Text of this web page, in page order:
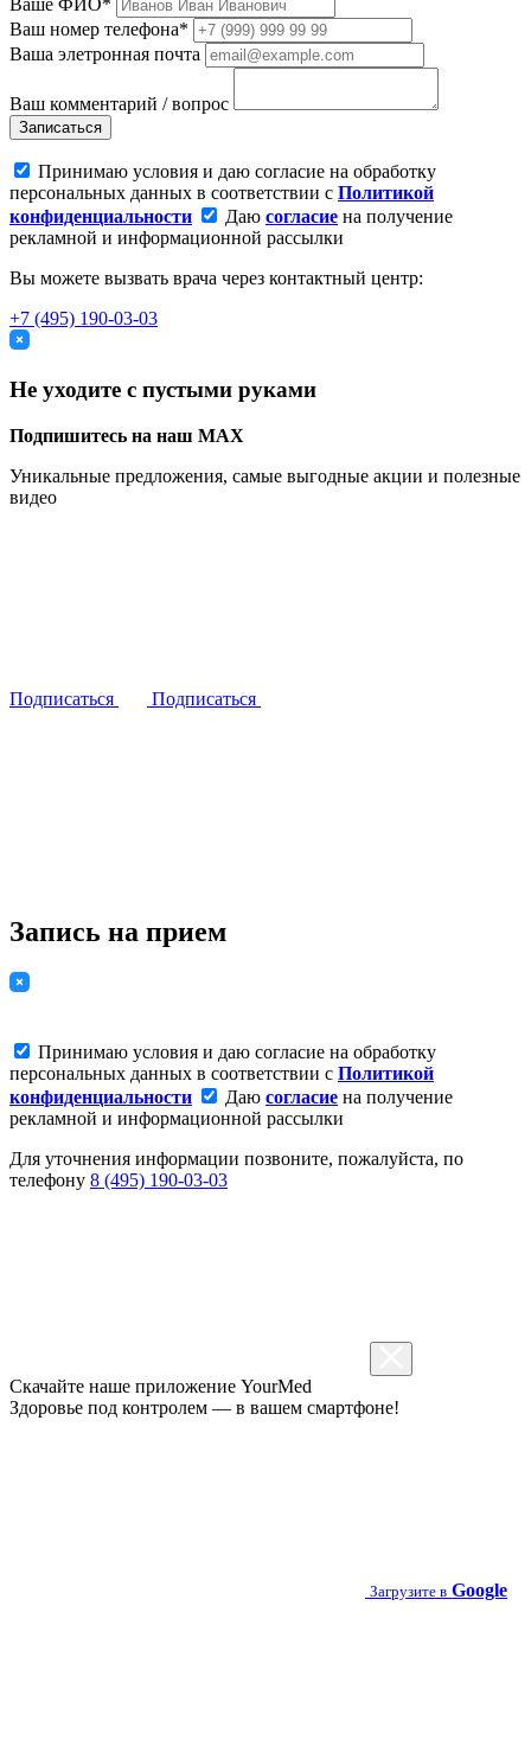
Ваше ФИО*
Ваш номер телефона*
Ваша элетронная почта
Ваш комментарий / вопрос
Записаться
Принимаю условия и даю согласие на обработку
персональных данных в соответствии с Политикой
конфиденциальности
Даю согласие на получение
рекламной и информационной рассылки
Вы можете вызвать врача через контактный центр:
+7 (495) 190-03-03
Не уходите с пустыми руками
Подпишитесь на наш MAX
Уникальные предложения, самые выгодные акции и полезные
видео
Подписаться Подписаться
Запись на прием
Принимаю условия и даю согласие на обработку
персональных данных в соответствии с Политикой
конфиденциальности
Даю согласие на получение
рекламной и информационной рассылки
Для уточнения информации позвоните, пожалуйста, по
телефону 8 (495) 190-03-03
Скачайте наше приложение YourMed
Здоровье под контролем — в вашем смартфоне!
Загрузите в Google